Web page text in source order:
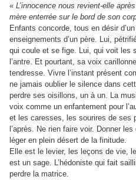
« L’innocence nous revient-elle
mère enterrée sur le bord de son
Enfants concorde, tous en désir
enseignements d’un père. Lui,
qui coule et se fige. Lui, qui voit les
l’antre. Et pourtant, sa voix
tendresse. Vivre l’instant présent
ne jamais oublier le silence dans
perdre ses oisillons, un à un. La
voix comme un enfantement pour
et les caresses, les sourires de ses
l’après. Ne rien faire voir. Donner
léger en plein désert de la finitude.
Elle est le levier, les leçons de vie,
est un sage. L’hédoniste qui fait
perdre la matrice.